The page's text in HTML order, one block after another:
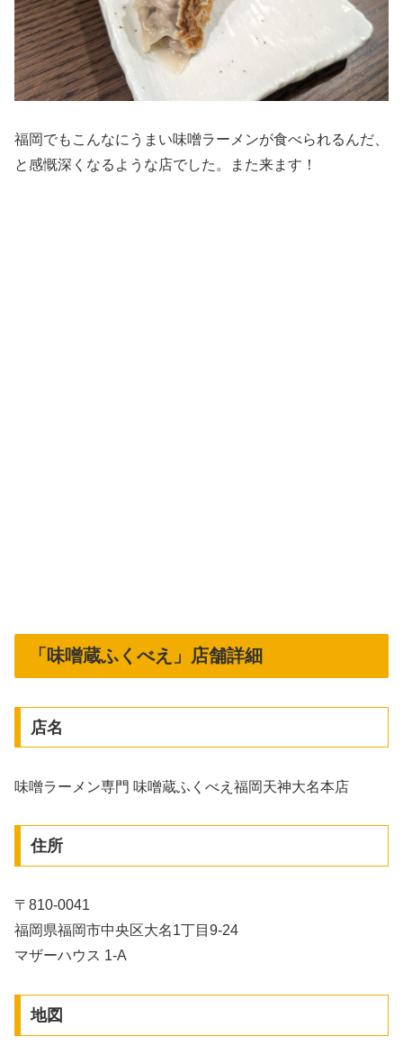
福岡でもこんなにうまい味噌ラーメンが食べられるんだ、
と感慨深くなるような店でした。また来ます！
「味噌蔵ふくべえ」店舗詳細
店名
味噌ラーメン専門 味噌蔵ふくべえ福岡天神大名本店
住所
〒810-0041
福岡県福岡市中央区大名1丁目9-24
マザーハウス 1-A
地図